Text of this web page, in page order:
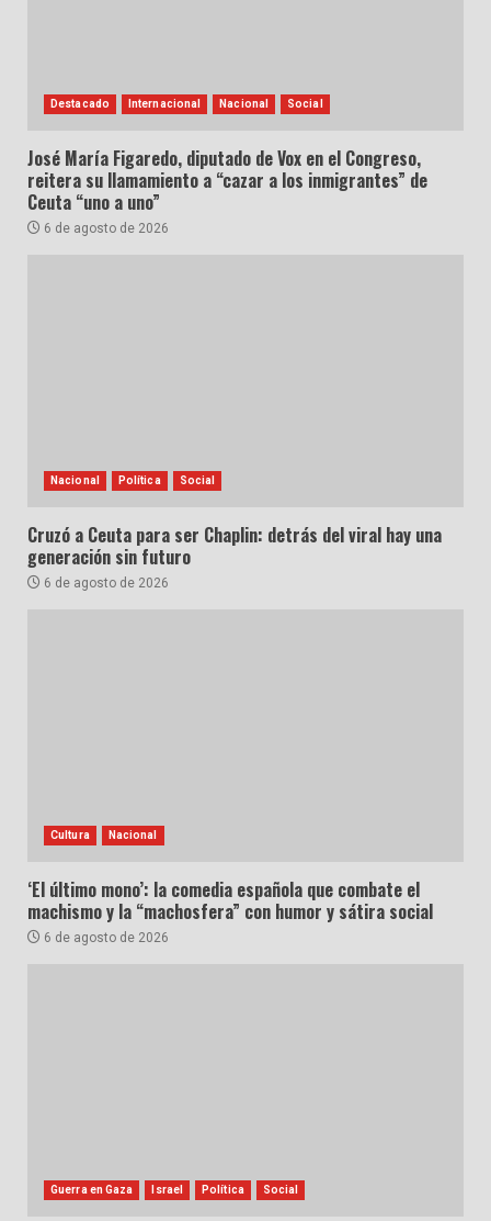
Destacado Internacional Nacional Social
José María Figaredo, diputado de Vox en el Congreso,
reitera su llamamiento a “cazar a los inmigrantes” de
Ceuta “uno a uno”
6 de agosto de 2026
Nacional Política Social
Cruzó a Ceuta para ser Chaplin: detrás del viral hay una
generación sin futuro
6 de agosto de 2026
Cultura Nacional
‘El último mono’: la comedia española que combate el
machismo y la “machosfera” con humor y sátira social
6 de agosto de 2026
Guerra en Gaza Israel Política Social